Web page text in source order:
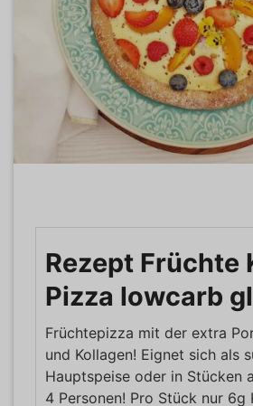
Rezept Früchte
Pizza lowcarb
Früchtepizza mit der extra
und Kollagen! Eignet sich als
Hauptspeise oder in Stücken
4 Personen! Pro Stück nur 6g